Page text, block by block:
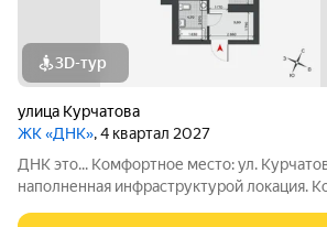
3D-тур
улица Курчатова
ЖК «ДНК», 4 квартал 2027
ДНК это... Комфортное место: ул. Курчатова освоенная,
наполненная инфраструктурой локация. Комфортная взору